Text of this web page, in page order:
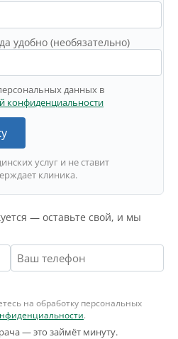
удобно (необязательно)
данных в
конфиденциальности
услуг и не ставит
клиника.
— оставьте свой, и мы
на обработку персональных
.
— это займёт минуту.